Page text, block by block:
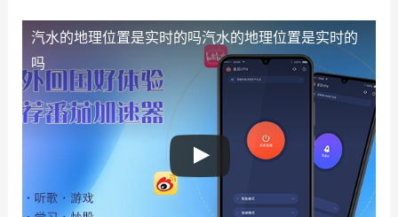
汽水的地理位置是实时的吗汽水的地理位置是实时的
吗